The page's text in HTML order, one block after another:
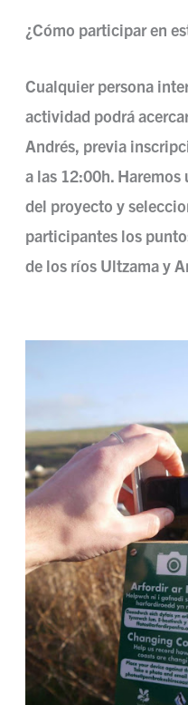
¿Cómo participar en
Cualquier persona
actividad podrá
Andrés, previa
a las 12:00h.
del proyecto y
participantes los
de los ríos Ultzama y